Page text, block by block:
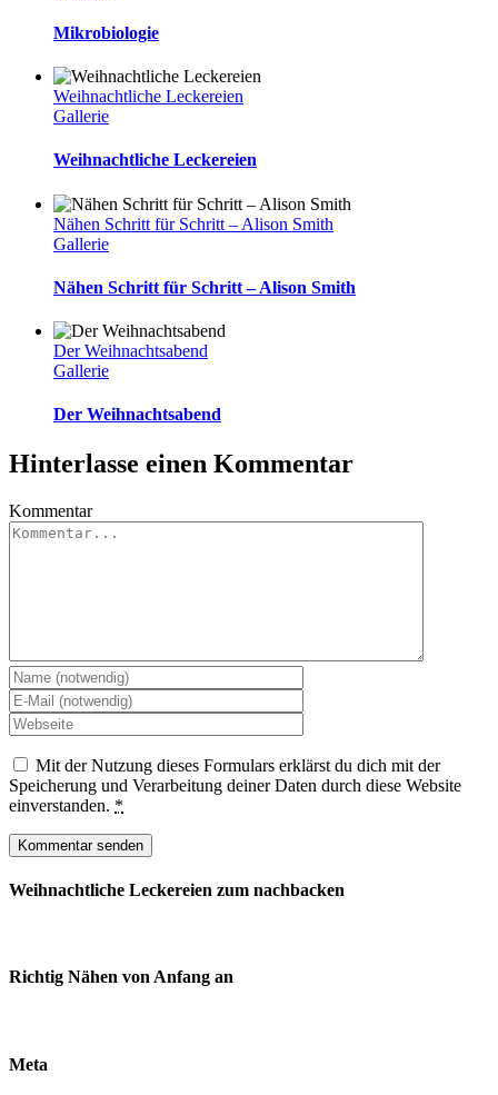
Mikrobiologie
Weihnachtliche Leckereien
Gallerie
Weihnachtliche Leckereien
Nähen Schritt für Schritt – Alison Smith
Gallerie
Nähen Schritt für Schritt – Alison Smith
Der Weihnachtsabend
Gallerie
Der Weihnachtsabend
Hinterlasse einen Kommentar
Kommentar
Mit der Nutzung dieses Formulars erklärst du dich mit der
Speicherung und Verarbeitung deiner Daten durch diese Website
einverstanden. *
Weihnachtliche Leckereien zum nachbacken
Richtig Nähen von Anfang an
Meta